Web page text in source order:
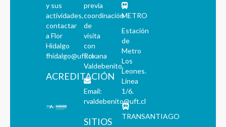
y sus
actividades,
contactar
a Flor
Hidalgo
fhidalgo@uft.cl
ACREDITACIÓN
previa
coordinación
de
visita
con
Roxana
Valdebenito.
Email:
rvaldebenito@uft.cl
SITIOS
METRO
Estación
de
Metro
Los
Leones.
Línea
1/6.
TRANSANTIAGO